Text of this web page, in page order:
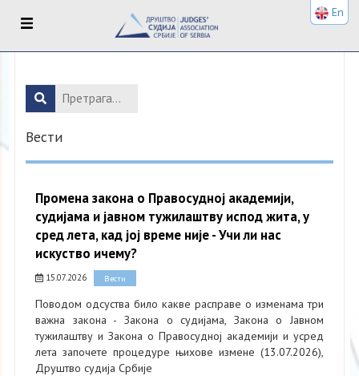
Вести
Промена закона о Правосудној академији,
судијама и јавном тужилаштву испод жита, у
сред лета, кад јој време није - Учи ли нас
искуство ичему?
15.07.2026 Вести
Поводом одсуства било какве расправе о изменама три
важна закона - Закона о судијама, Закона о Јавном
тужилаштву и Закона о Правосудној академији и усред
лета започете процедуре њихове измене (13.07.2026),
Друштво судија Србије
En